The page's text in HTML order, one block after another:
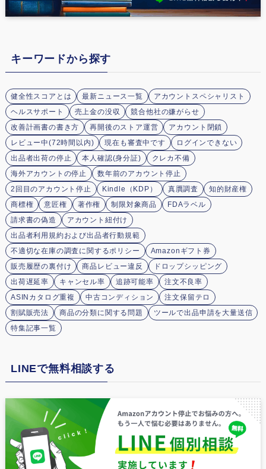
キーワードから探す
健全性スコアとは 最新ニュース一覧
アカウントスペシャリスト
ヘルスサポート
売上金の没収
競合他社の嫌がらせ
改善計画書の書き方
再開後のストア運営
アカウント閉鎖
レビュー中(72時間以内)
現在も審査中です
ログインできない
出品者出荷の停止
本人確認(身分証)
クレカ不備
海外アカウントの停止
数年前のアカウント停止
2回目のアカウント停止
Kindle（KDP） 真贋調査
知的財産権
商標権
意匠権 著作権 制限対象商品
FDAラベル
請求書の偽造
アカウント紐付け
出品者利用規約および出品者行動規範
不適切な在庫の調査に関するポリシー
Amazonギフト券
販売履歴の裏付け
商品レビュー違反
ドロップシッピング
出荷遅延率
キャンセル率 追跡可能率
注文不良率
ASINカタログ重複
中古コンディション
注文保留テロ
割賦販売法
商品の分類に関する問題
ツールで出品申請を大量送信
特集記事一覧
LINEで無料相談する